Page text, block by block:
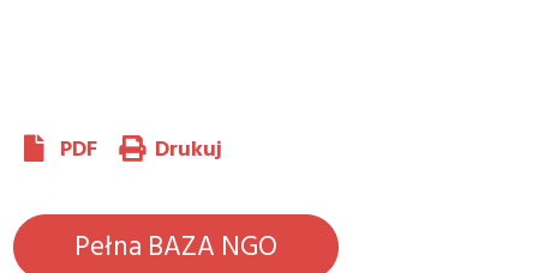
PDF Drukuj
Pełna BAZA NGO